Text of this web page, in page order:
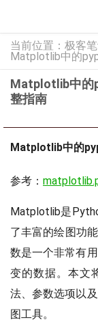
当前位置： 极客
Matplotlib中的
Matplotlib中的
整指南
Matplotlib中的
参考：
Matplotlib是
了丰富的绘图功
数是一个非常有
变的数据。本文
法、参数选项以
图工具。